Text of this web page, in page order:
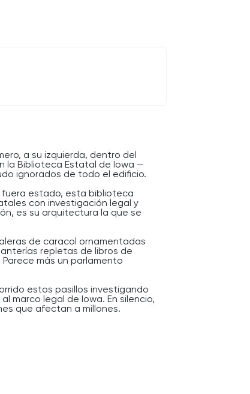
a su izquierda, dentro del
la Biblioteca Estatal de Iowa —
ignorados de todo el edificio.
fuera estado, esta biblioteca
con investigación legal y
es su arquitectura la que se
de caracol ornamentadas
repletas de libros de
más un parlamento
estos pasillos investigando
marco legal de Iowa. En silencio,
que afectan a millones.